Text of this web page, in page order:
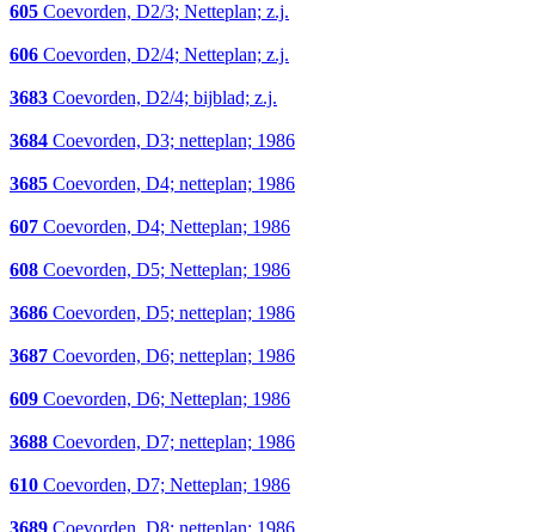
605 Coevorden, D2/3; Netteplan; z.j.
606 Coevorden, D2/4; Netteplan; z.j.
3683 Coevorden, D2/4; bijblad; z.j.
3684 Coevorden, D3; netteplan; 1986
3685 Coevorden, D4; netteplan; 1986
607 Coevorden, D4; Netteplan; 1986
608 Coevorden, D5; Netteplan; 1986
3686 Coevorden, D5; netteplan; 1986
3687 Coevorden, D6; netteplan; 1986
609 Coevorden, D6; Netteplan; 1986
3688 Coevorden, D7; netteplan; 1986
610 Coevorden, D7; Netteplan; 1986